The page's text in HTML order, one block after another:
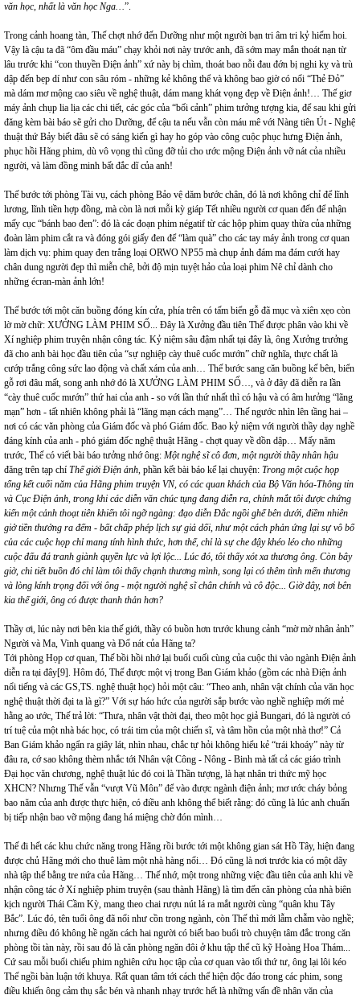
văn học, nhất là văn học Nga…”.
Trong cảnh hoang tàn, Thế chợt nhớ đến Dưỡng như một người bạn tri âm tri kỷ hiếm hoi.
Vậy là cậu ta đã “ôm đầu máu” chạy khỏi nơi này trước anh, đã sớm may mắn thoát nạn từ
lâu trước khi “con thuyền Điện ảnh” xứ này bị chìm, thoát bao nỗi đau đớn bị nghi kỵ và trù
dập đến bẹp dí như con sâu róm - những kẻ không thể và không bao giờ có nổi “Thẻ Đỏ”
mà dám mơ mộng cao siêu về nghệ thuật, dám mang khát vọng đẹp về Điện ảnh!… Thế giơ
máy ảnh chụp lia lịa các chi tiết, các góc của “bối cảnh” phim tưởng tượng kia, để sau khi gửi
đăng kèm bài báo sẽ gửi cho Dưỡng, để cậu ta nếu vẫn còn máu mê với Nàng tiên Út - Nghệ
thuật thứ Bảy biết đâu sẽ có sáng kiến gì hay ho góp vào công cuộc phục hưng Điện ảnh,
phục hồi Hãng phim, dù vô vọng thì cũng đỡ tủi cho ước mộng Điện ảnh vỡ nát của nhiều
người, và làm đồng minh bất đắc dĩ của anh!
Thế bước tới phòng Tài vụ, cách phòng Bảo vệ dăm bước chân, đó là nơi không chỉ để lĩnh
lương, lĩnh tiền hợp đồng, mà còn là nơi mỗi kỳ giáp Tết nhiều người cơ quan đến để nhận
mấy cục “bánh bao đen”: đó là các đoạn phim négatif từ các hộp phim quay thừa của những
đoàn làm phim cắt ra và đóng gói giấy đen để “làm quà” cho các tay máy ảnh trong cơ quan
làm dịch vụ: phim quay đen trắng loại ORWO NP55 mà chụp ảnh đám ma đám cưới hay
chân dung người đẹp thì miễn chê, bởi độ mịn tuyệt hảo của loại phim Nê chỉ dành cho
những écran-màn ảnh lớn!
Thế bước tới một căn buồng đóng kín cửa, phía trên có tấm biển gỗ đã mục và xiên xẹo còn
lờ mờ chữ: XƯỞNG LÀM PHIM SỐ... Đây là Xưởng đầu tiên Thế được phân vào khi về
Xí nghiệp phim truyện nhận công tác. Kỷ niệm sâu đậm nhất tại đây là, ông Xưởng trưởng
đã cho anh bài học đầu tiên của “sự nghiệp cày thuê cuốc mướn” chữ nghĩa, thực chất là
cướp trắng công sức lao động và chất xám của anh… Thế bước sang căn buồng kế bên, biển
gỗ rơi đâu mất, song anh nhớ đó là XƯỞNG LÀM PHIM SỐ…, và ở đây đã diễn ra lần
“cày thuê cuốc mướn” thứ hai của anh - so với lần thứ nhất thì có hậu và có âm hưởng “lãng
mạn” hơn - tất nhiên không phải là “lãng mạn cách mạng”… Thế ngước nhìn lên tầng hai –
nơi có các văn phòng của Giám đốc và phó Giám đốc. Bao kỷ niệm với người thầy dạy nghề
đáng kính của anh - phó giám đốc nghệ thuật Hãng - chợt quay về dồn dập… Mấy năm
trước, Thế có viết bài báo tưởng nhớ ông: Một nghệ sĩ cô đơn, một người thầy nhân hậu
đăng trên tạp chí Thế giới Điện ảnh, phần kết bài báo kể lại chuyện: Trong một cuộc họp
tổng kết cuối năm của Hãng phim truyện VN, có các quan khách của Bộ Văn hóa-Thông tin
và Cục Điện ảnh, trong khi các diễn văn chúc tụng đang diễn ra, chính mắt tôi được chứng
kiến một cảnh thoạt tiên khiến tôi ngỡ ngàng: đạo diễn Đắc ngồi ghế bên dưới, điềm nhiên
giở tiền thưởng ra đếm - bất chấp phép lịch sự giả dối, như một cách phản ứng lại sự vô bổ
của các cuộc họp chỉ mang tính hình thức, hơn thế, chỉ là sự che đậy khéo léo cho những
cuộc đấu đá tranh giành quyền lực và lợi lộc... Lúc đó, tôi thấy xót xa thương ông. Còn bây
giờ, chi tiết buồn đó chỉ làm tôi thấy chạnh thương mình, song lại có thêm tình mến thương
và lòng kính trọng đối với ông - một người nghệ sĩ chân chính và cô độc... Giờ đây, nơi bên
kia thế giới, ông có được thanh thản hơn?
Thầy ơi, lúc này nơi bên kia thế giới, thầy có buồn hơn trước khung cảnh “mờ mờ nhân ảnh”
Người và Ma, Vinh quang và Đổ nát của Hãng ta?
Tới phòng Họp cơ quan, Thế bồi hồi nhớ lại buổi cuối cùng của cuộc thi vào ngành Điện ảnh
diễn ra tại đây[9]. Hôm đó, Thế được một vị trong Ban Giám khảo (gồm các nhà Điện ảnh
nổi tiếng và các GS,TS. nghệ thuật học) hỏi một câu: “Theo anh, nhân vật chính của văn học
nghệ thuật thời đại ta là gì?” Với sự háo hức của người sắp bước vào nghề nghiệp mới mẻ
hằng ao ước, Thế trả lời: “Thưa, nhân vật thời đại, theo một học giả Bungari, đó là người có
trí tuệ của một nhà bác học, có trái tim của một chiến sĩ, và tâm hồn của một nhà thơ!” Cả
Ban Giám khảo ngẩn ra giây lát, nhìn nhau, chắc tự hỏi không hiểu kẻ “trái khoáy” này từ
đâu ra, cớ sao không thèm nhắc tới Nhân vật Công - Nông - Binh mà tất cả các giáo trình
Đại học văn chương, nghệ thuật lúc đó coi là Thần tượng, là hạt nhân tri thức mỹ học
XHCN? Nhưng Thế vẫn “vượt Vũ Môn” để vào được ngành điện ảnh; mơ ước cháy bỏng
bao năm của anh được thực hiện, có điều anh không thể biết rằng: đó cũng là lúc anh chuẩn
bị tiếp nhận bao vỡ mộng đang há miệng chờ đón mình…
Thế đi hết các khu chức năng trong Hãng rồi bước tới một không gian sát Hồ Tây, hiện đang
được chủ Hãng mới cho thuê làm một nhà hàng nổi… Đó cũng là nơi trước kia có một dãy
nhà tập thể bằng tre nứa của Hãng… Thế nhớ, một trong những việc đầu tiên của anh khi về
nhận công tác ở Xí nghiệp phim truyện (sau thành Hãng) là tìm đến căn phòng của nhà biên
kịch người Thái Cầm Kỳ, mang theo chai rượu nút lá ra mắt người cùng “quân khu Tây
Bắc”. Lúc đó, tên tuổi ông đã nổi như cồn trong ngành, còn Thế thì mới lẫm chẫm vào nghề;
nhưng điều đó không hề ngăn cách hai người có biết bao buổi trò chuyện tâm đắc trong căn
phòng tồi tàn này, rồi sau đó là căn phòng ngăn đôi ở khu tập thể cũ kỹ Hoàng Hoa Thám...
Cứ sau mỗi buổi chiếu phim nghiên cứu học tập của cơ quan vào tối thứ tư, ông lại lôi kéo
Thế ngồi bàn luận tới khuya. Rất quan tâm tới cách thể hiện độc đáo trong các phim, song
điều khiến ông cảm thụ sắc bén và nhanh nhạy trước hết là những vấn đề nhân văn của